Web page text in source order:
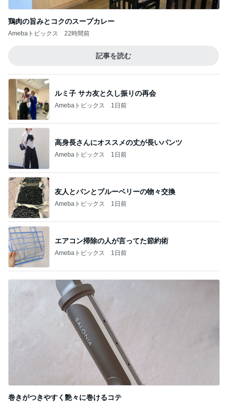
鶏肉の旨みとコクのスープカレー
Amebaトピックス 22時間前
記事を読む
ルミ子 サカ友と久し振りの再会
Amebaトピックス 1日前
高身長さんにオススメの丈が長いパンツ
Amebaトピックス 1日前
友人とパンとブルーベリーの物々交換
Amebaトピックス 1日前
エアコン掃除の人が言ってた節約術
Amebaトピックス 1日前
巻きがつきやすく艶々に巻けるコテ